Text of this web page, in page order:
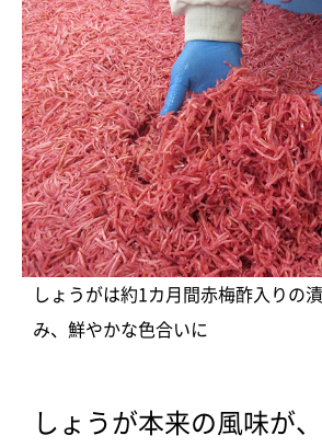
しょうがは約1カ月間赤梅酢入りの
み、鮮やかな色合いに
しょうが本来の風味が